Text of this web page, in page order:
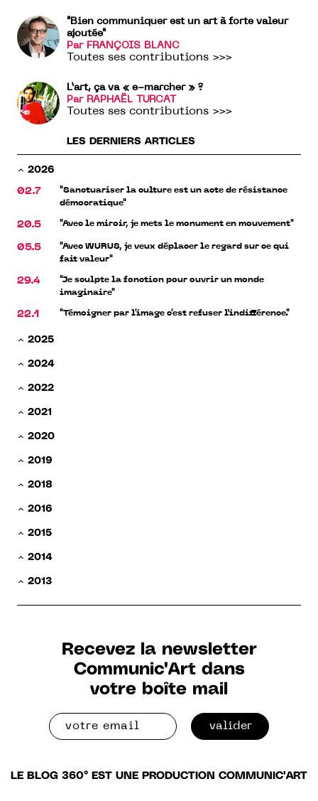
"Bien communiquer est un art à forte valeur
ajoutée"
Par FRANÇOIS BLANC
Toutes ses contributions >>>
L’art, ça va « e-marcher » ?
Par RAPHAËL TURCAT
Toutes ses contributions >>>
LES DERNIERS ARTICLES
2026
02.7
"Sanctuariser la culture est un acte de résistance
démocratique"
20.5 "Avec le miroir, je mets le monument en mouvement"
05.5
"Avec WURUS, je veux déplacer le regard sur ce qui
fait valeur"
29.4
"Je sculpte la fonction pour ouvrir un monde
imaginaire"
22.1 "Témoigner par l'image c'est refuser l’indifférence."
2025
2024
2022
2021
2020
2019
2018
2016
2015
2014
2013
Recevez la newsletter
Communic'Art dans
votre boîte mail
valider
LE BLOG 360° EST UNE PRODUCTION COMMUNIC'ART